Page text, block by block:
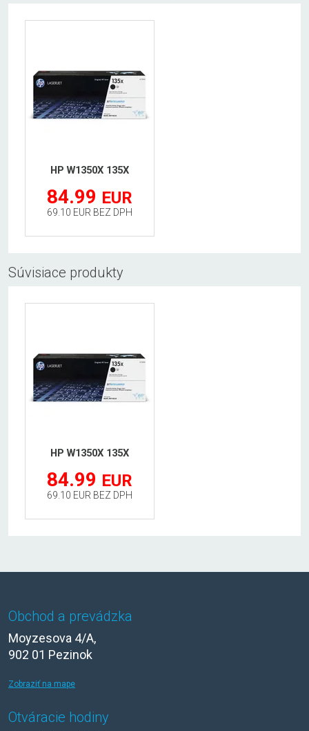
HP W1350X 135X
84.99 EUR
69.10 EUR BEZ DPH
Súvisiace produkty
HP W1350X 135X
84.99 EUR
69.10 EUR BEZ DPH
Obchod a prevádzka
Moyzesova 4/A,
902 01 Pezinok
Zobraziť na mape
Otváracie hodiny